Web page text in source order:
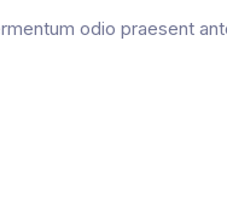
odio praesent